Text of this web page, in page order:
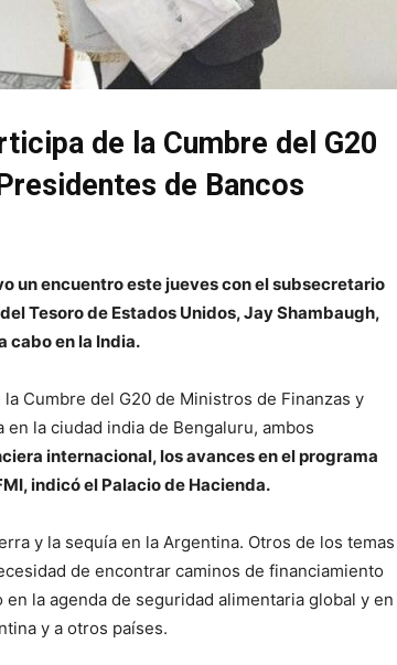
de la Cumbre del G20
de Bancos
un encuentro este jueves con el subsecretario
Tesoro de Estados Unidos, Jay Shambaugh,
cabo en la India.
Cumbre del G20 de Ministros de Finanzas y
la ciudad india de Bengaluru, ambos
internacional, los avances en el programa
indicó el Palacio de Hacienda.
y la sequía en la Argentina. Otros de los temas
de encontrar caminos de financiamiento
la agenda de seguridad alimentaria global y en
y a otros países.